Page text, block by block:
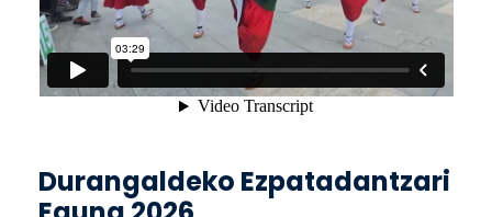
Durangaldeko Ezpatadantzari